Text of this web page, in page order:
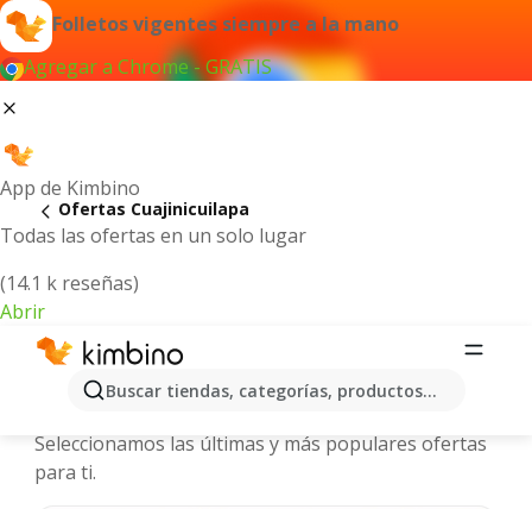
Folletos vigentes siempre a la mano
Agregar a Chrome - GRATIS
App de Kimbino
Todas las ofertas en un solo lugar
(14.1 k reseñas)
Abrir
Buscar tiendas, categorías, productos...
Ofertas Cuajinicuilapa
Cuajinicuilapa - Folletos y ofertas
Seleccionamos las últimas y más populares ofertas
para ti.